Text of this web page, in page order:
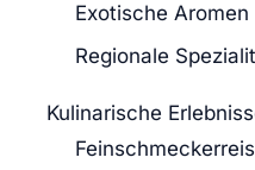
Exotische
Regionale
Kulinarische